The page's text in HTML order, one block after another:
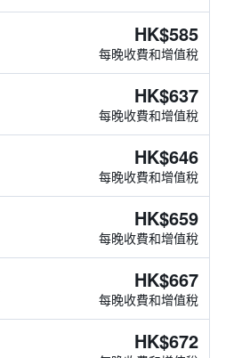
HK$585
每晚收費和增值稅
HK$637
每晚收費和增值稅
HK$646
每晚收費和增值稅
HK$659
每晚收費和增值稅
HK$667
每晚收費和增值稅
HK$672